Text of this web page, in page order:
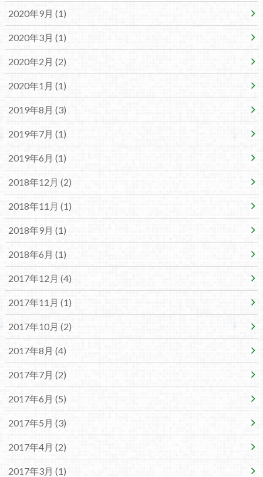
2020年9月 (1)
2020年3月 (1)
2020年2月 (2)
2020年1月 (1)
2019年8月 (3)
2019年7月 (1)
2019年6月 (1)
2018年12月 (2)
2018年11月 (1)
2018年9月 (1)
2018年6月 (1)
2017年12月 (4)
2017年11月 (1)
2017年10月 (2)
2017年8月 (4)
2017年7月 (2)
2017年6月 (5)
2017年5月 (3)
2017年4月 (2)
2017年3月 (1)